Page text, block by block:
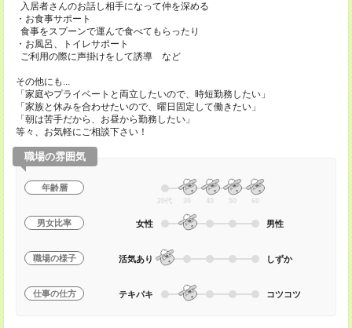
入居者さんのお話し相手になって仲を深める
・お食事サポート
食事をスプーンで運んで食べてもらったり
・お風呂、トイレサポート
ご利用の際に声掛けをして誘導 など
その他にも...
「家庭やプライベートと両立したいので、時短勤務したい」
「家族と休みを合わせたいので、曜日固定して働きたい」
「朝は苦手だから、お昼から勤務したい」
等々、お気軽にご相談下さい！
職場の雰囲気
年齢層
20代 30 40 50 60
男女比率 女性 男性
職場の様子 活気あり しずか
仕事の仕方 テキパキ コツコツ